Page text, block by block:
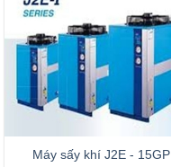
Máy sấy khí J2E - 15GP